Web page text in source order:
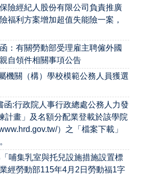
險經紀人股份有限公司負責推廣
福利方案增加超值失能險一案，
：有關勞動部受理雇主聘僱外國
自領件相關事項公告
機關（構）學校模範公務人員獲選
函:行政院人事行政總處公務人力發
計畫」及名額分配業登載於該學院
）之「檔案下載」
「哺集乳室與托兒設施措施設置標
經勞動部115年4月2日勞動福1字